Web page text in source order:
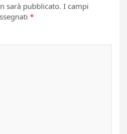
sarà pubblicato. I campi
*